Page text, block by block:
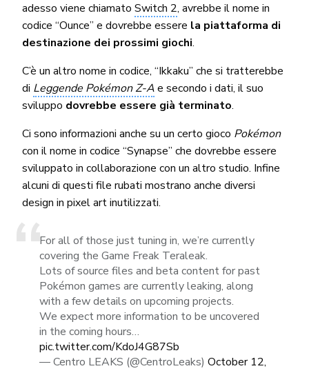
adesso viene chiamatoSwitch 2, avrebbe il nome in
codice “Ounce” e dovrebbe essere la piattaforma di
destinazione dei prossimi giochi.
C’è un altro nome in codice, “Ikkaku” che si tratterebbe
di Leggende Pokémon Z-Ae secondo i dati, il suo
sviluppo dovrebbe essere già terminato.
Ci sono informazioni anche su un certo gioco Pokémon
con il nome in codice “Synapse” che dovrebbe essere
sviluppato in collaborazione con un altro studio. Infine
alcuni di questi file rubati mostrano anche diversi
design in pixel art inutilizzati.
For all of those just tuning in, we’re currently
covering the Game Freak Teraleak.
Lots of source files and beta content for past
Pokémon games are currently leaking, along
with a few details on upcoming projects.
We expect more information to be uncovered
in the coming hours…
pic.twitter.com/KdoJ4G87Sb
— Centro LEAKS (@CentroLeaks)October 12,